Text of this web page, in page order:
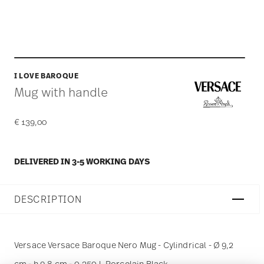
I LOVE BAROQUE
Mug with handle
€ 139,00
DELIVERED IN 3-5 WORKING DAYS
DESCRIPTION
Versace Versace Baroque Nero Mug - Cylindrical - Ø 9,2